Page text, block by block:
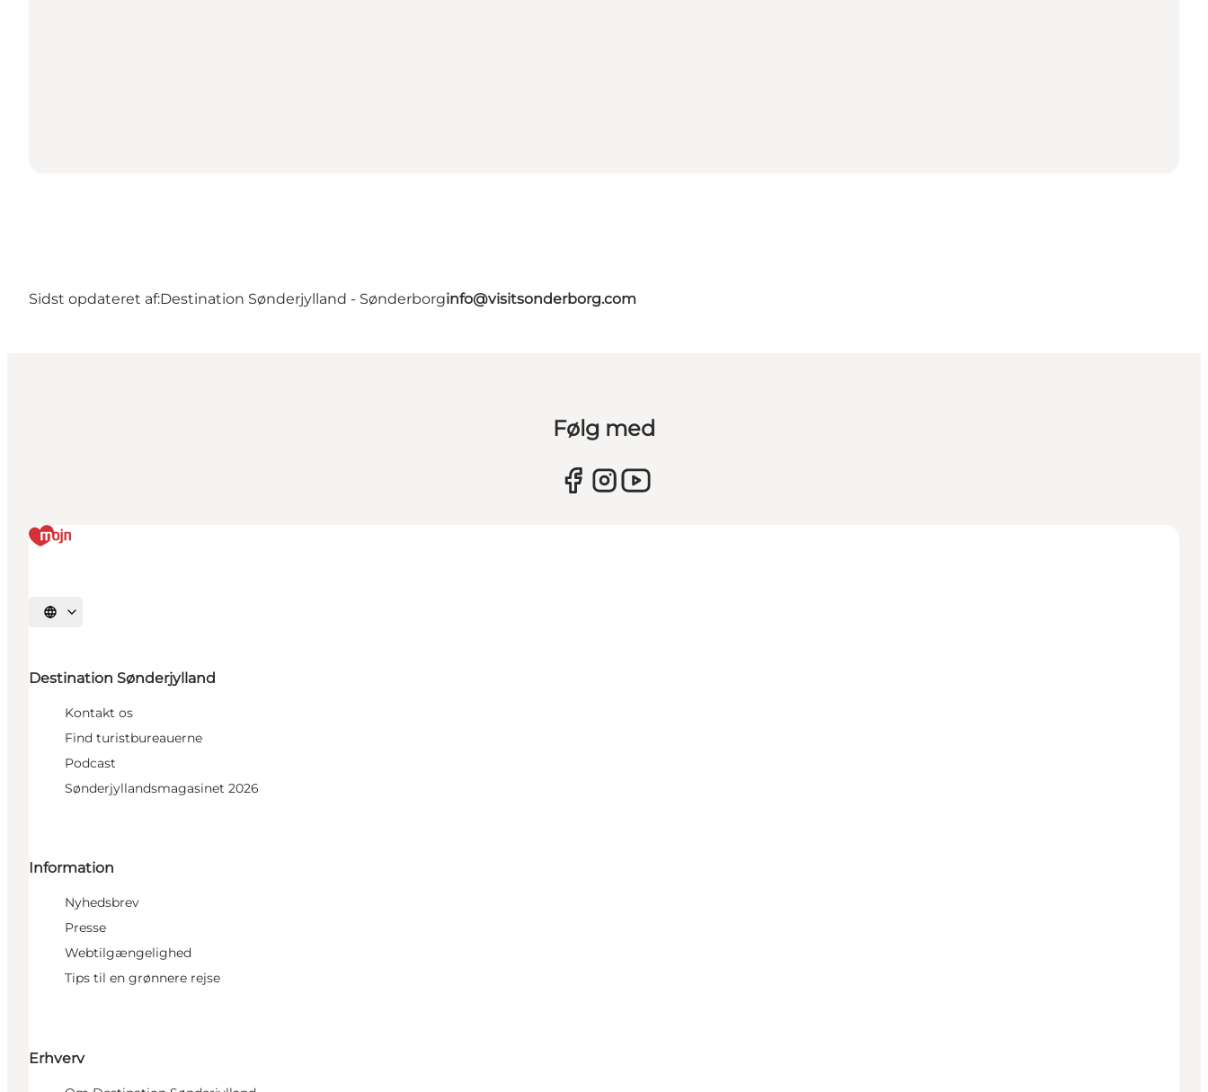
Sidst opdateret af:Destination Sønderjylland - Sønderborginfo@visitsonderborg.com
Følg med
Vælg sprog
Destination Sønderjylland
Kontakt os
Find turistbureauerne
Podcast
Sønderjyllandsmagasinet 2026
Information
Nyhedsbrev
Presse
Webtilgængelighed
Tips til en grønnere rejse
Erhverv